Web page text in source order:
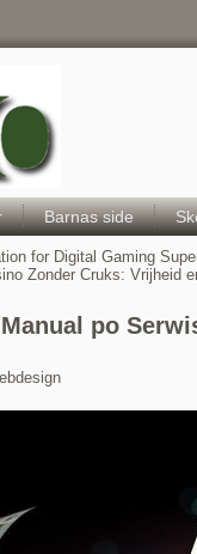
Barnas side
for Digital Gaming
Zonder Cruks: Vrijheid
po